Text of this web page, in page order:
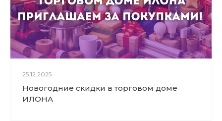
25.12.2025
Новогодние скидки в торговом доме
ИЛОНА